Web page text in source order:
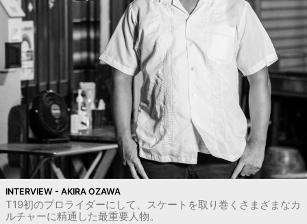
INTERVIEW - AKIRA OZAWA
T19初のプロライダーにして、スケートを取り巻くさまざまなカ
ルチャーに精通した最重要人物。